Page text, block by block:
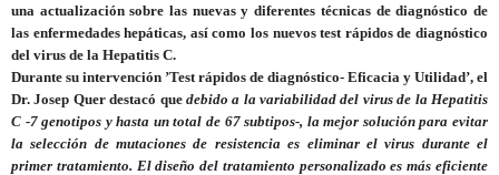
una actualización sobre las nuevas y diferentes técnicas de diagnóstico de
las enfermedades hepáticas, así como los nuevos test rápidos de diagnóstico
del virus de la Hepatitis C.
Durante su intervención ’Test rápidos de diagnóstico- Eficacia y Utilidad’, el
Dr. Josep Quer destacó quedebido a la variabilidad del virus de la Hepatitis
C -7 genotipos y hasta un total de 67 subtipos-, la mejor solución para evitar
la selección de mutaciones de resistencia es eliminar el virus durante el
primer tratamiento. El diseño del tratamiento personalizado es más eficiente